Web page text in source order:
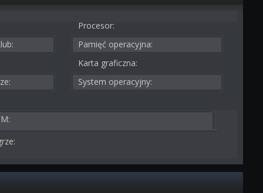
Procesor:
Pamięć operacyjna:
Karta graficzna:
System operacyjny: